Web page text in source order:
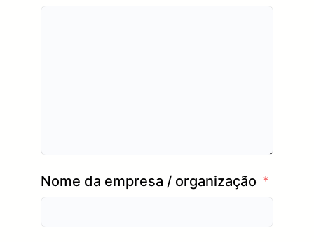
Nome da empresa / organização